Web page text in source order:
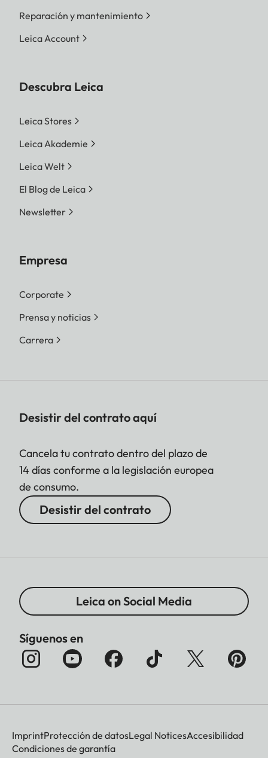
Reparación y mantenimiento
Leica Account
Descubra Leica
Leica Stores
Leica Akademie
Leica Welt
El Blog de Leica
Newsletter
Empresa
Corporate
Prensa y noticias
Carrera
Desistir del contrato aquí
Cancela tu contrato dentro del plazo de
14 días conforme a la legislación europea
de consumo.
Desistir del contrato
Leica on Social Media
Síguenos en
ImprintProtección de datosLegal NoticesAccesibilidad
Condiciones de garantía